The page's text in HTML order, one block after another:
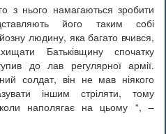
з нього намагаються зробити
його таким собі
людину, яка багато вчився,
Батьківщину спочатку
до лав регулярної армії.
солдат, він не мав ніякого
іншим стріляти, тому
коли наполягає на цьому “, –